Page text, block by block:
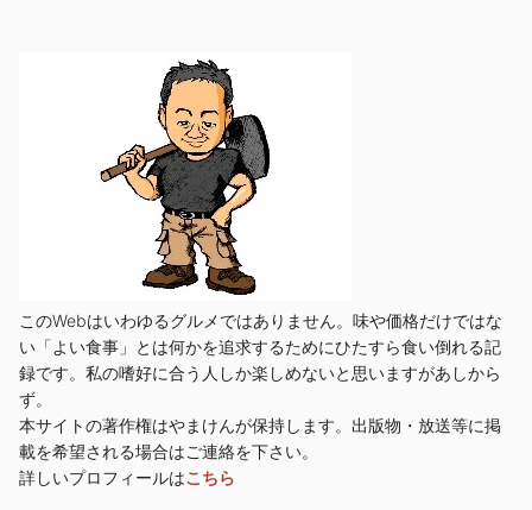
このWebはいわゆるグルメではありません。味や価格だけではな
い「よい食事」とは何かを追求するためにひたすら食い倒れる記
録です。私の嗜好に合う人しか楽しめないと思いますがあしから
ず。
本サイトの著作権はやまけんが保持します。出版物・放送等に掲
載を希望される場合はご連絡を下さい。
詳しいプロフィールはこちら